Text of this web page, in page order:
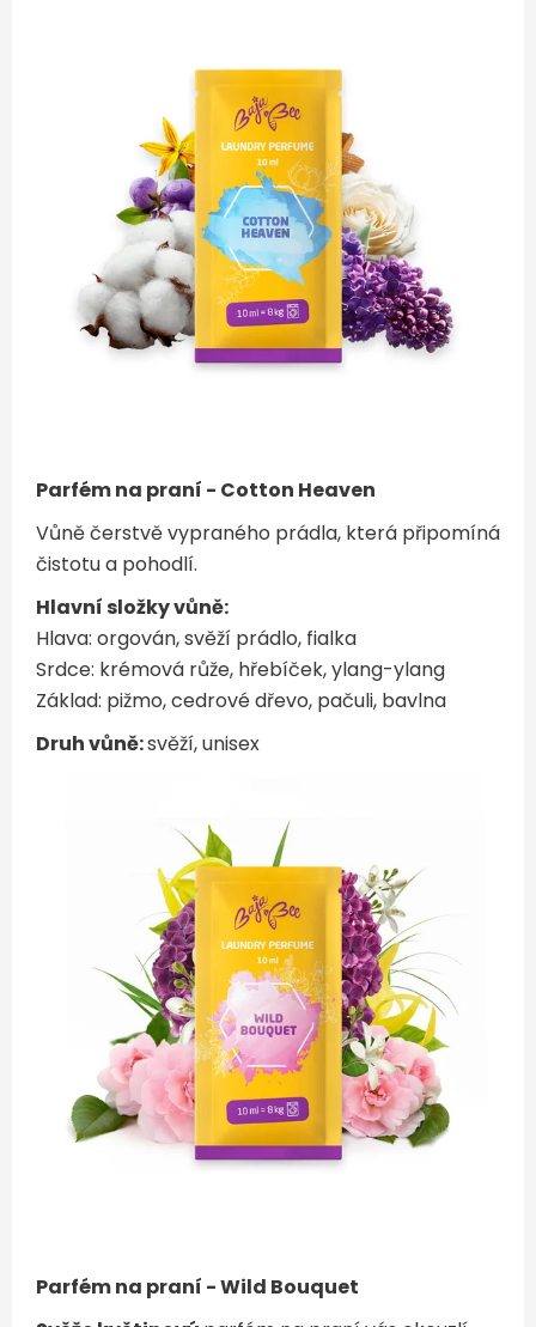
Parfém na praní - Cotton Heaven
Vůně čerstvě vypraného prádla, která připomíná
čistotu a pohodlí.
Hlavní složky vůně:
Hlava: orgován, svěží prádlo, fialka
Srdce: krémová růže, hřebíček, ylang-ylang
Základ: pižmo, cedrové dřevo, pačuli, bavlna
Druh vůně:svěží, unisex
Parfém na praní - Wild Bouquet